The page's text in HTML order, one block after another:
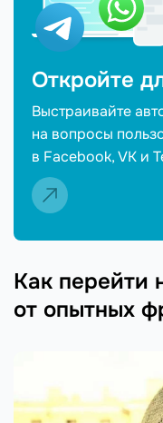
Откройте
Выстраивайте
на вопросы
в Facebook, VK и
Как перейти
от опытных